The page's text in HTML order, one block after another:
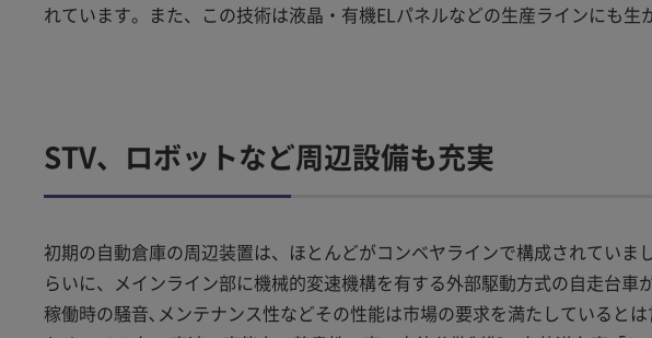
れています。また、この技術は液晶・有機ELパネルなどの生産ラインにも生
STV、ロボットなど周辺設備も充実
初期の自動倉庫の周辺装置は、ほとんどがコンベヤラインで構成されてい
らいに、メインライン部に機械的変速機構を有する外部駆動方式の自走台車
稼働時の騒音､メンテナンス性などその性能は市場の要求を満たしていると